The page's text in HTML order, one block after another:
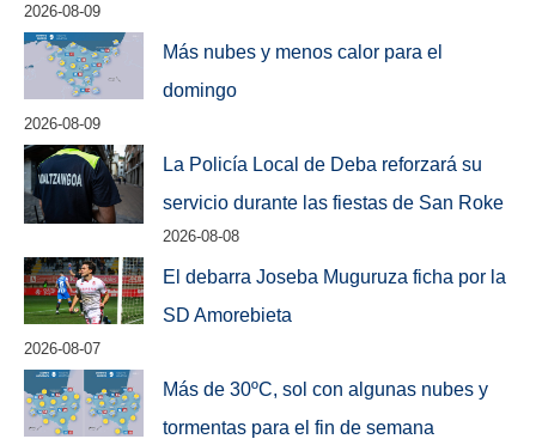
2026-08-09
Más nubes y menos calor para el
domingo
2026-08-09
La Policía Local de Deba reforzará su
servicio durante las fiestas de San Roke
2026-08-08
El debarra Joseba Muguruza ficha por la
SD Amorebieta
2026-08-07
Más de 30ºC, sol con algunas nubes y
tormentas para el fin de semana